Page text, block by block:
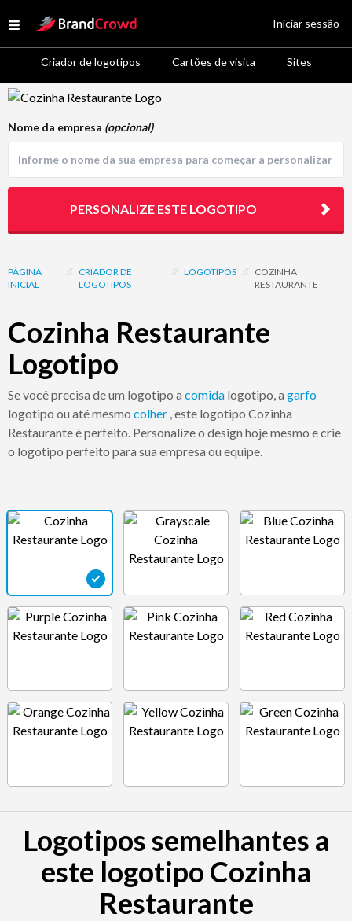
Open menu
Site Logo
Criador de logotipos Cartões de visita Sites
Iniciar sessão
Logo Template Preview
PÁGINA
INICIAL
// CRIADOR DE
LOGOTIPOS
// LOGOTIPOS //
COZINHA
RESTAURANTE
Cozinha Restaurante
Logotipo
Se você precisa de um logotipo a comida logotipo, a garfo
logotipo ou até mesmo colher , este logotipo Cozinha
Restaurante é perfeito. Personalize o design hoje mesmo e crie
o logotipo perfeito para sua empresa ou equipe.
Nome da empresa (opcional)
PERSONALIZE ESTE LOGOTIPO
Logotipos semelhantes a
este logotipo Cozinha
Restaurante